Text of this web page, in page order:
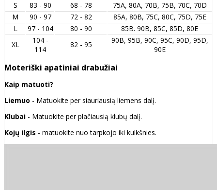
S
83 - 90 68 - 78
75A, 80A, 70B, 75B, 70C, 70D
M
90 - 97 72 - 82
85A, 80B, 75C, 80C, 75D, 75E
L
97 - 104 80 - 90
85B. 90B, 85C, 85D, 80E
XL
104 -
114
82 - 95
90B, 95B, 90C, 95C, 90D, 95D,
90E
Moteriški apatiniai drabužiai
Kaip matuoti?
Liemuo - Matuokite per siauriausią liemens dalį.
Klubai - Matuokite per plačiausią klubų dalį.
Kojų ilgis - matuokite nuo tarpkojo iki kulkšnies.